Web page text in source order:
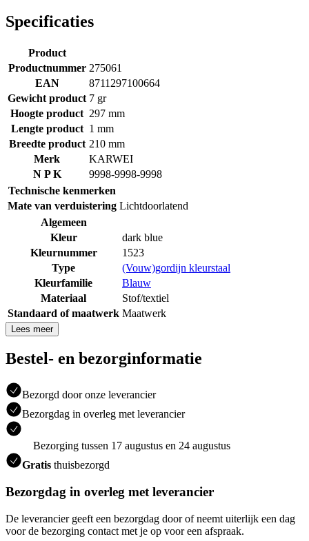
Specificaties
Product
Productnummer 275061
EAN
8711297100664
Gewicht product 7 gr
Hoogte product 297 mm
Lengte product 1 mm
Breedte product 210 mm
Merk
KARWEI
N P K
9998-9998-9998
Technische kenmerken
Mate van verduistering Lichtdoorlatend
Algemeen
Kleur
dark blue
Kleurnummer
1523
Type
(Vouw)gordijn kleurstaal
Kleurfamilie
Blauw
Materiaal
Stof/textiel
Standaard of maatwerk Maatwerk
Lees meer
Bestel- en bezorginformatie
Bezorgd door onze leverancier
Bezorgdag in overleg met leverancier
Bezorging tussen 17 augustus en 24 augustus
Gratis thuisbezorgd
Bezorgdag in overleg met leverancier
De leverancier geeft een bezorgdag door of neemt uiterlijk een dag
voor de bezorging contact met je op voor een afspraak.